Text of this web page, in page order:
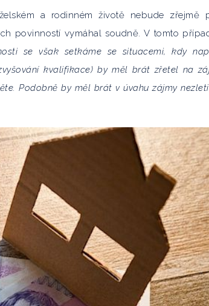
a rodinném životě nebude zřejmě
povinností vymáhal soudně. V tomto
se však setkáme se situacemi, kdy
kvalifikace) by měl brát zřetel na
Podobně by měl brát v úvahu zájmy